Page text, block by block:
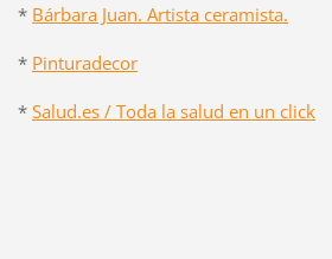
* Bárbara Juan. Artista ceramista.
* Pinturadecor
* Salud.es / Toda la salud en un click